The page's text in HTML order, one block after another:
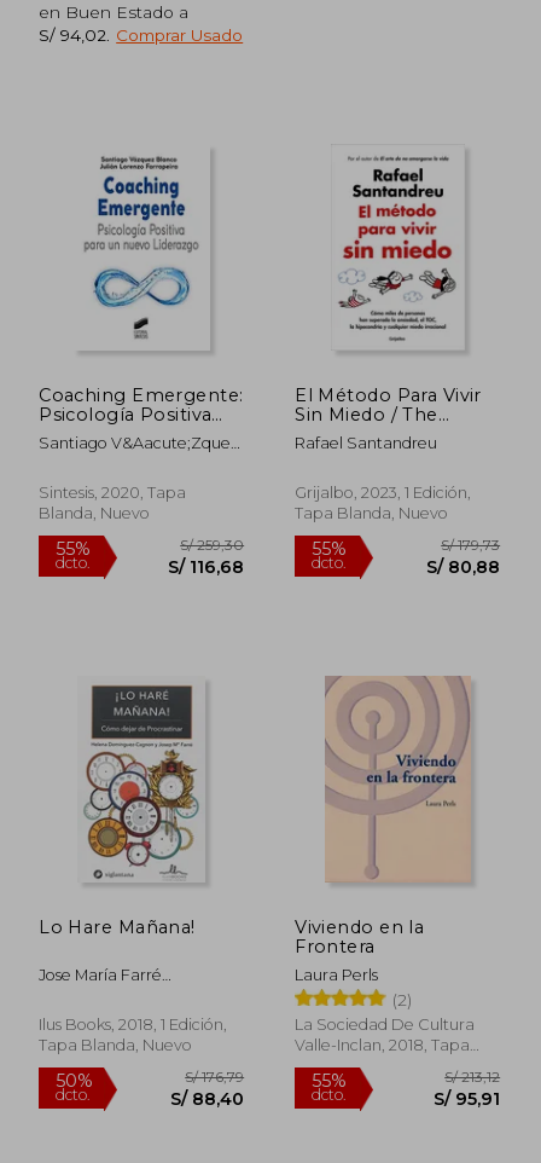
S/ 315,63 55%
dcto.
55%
dcto.
en Buen Estado a
S/ 94,02
Comprar Usado
55%
dcto.
Coaching Emergente:
Psicología Positiva
Para un Nuevo
Liderazgo
Santiago V&Aacute;Zquez
Lorenzo Farrapeira
Sintesis, 2020, Tapa
Blanda, Nuevo
El Método Para Vivir
Sin Miedo / The
Method to Live
Fearlessly
Rafael Santandreu
Grijalbo, 2023, 1 Edición,
Tapa Blanda, Nuevo
Lo Hare Mañana!
Jose María Farré
Cagnon
Ilus Books, 2018, 1 Edición,
Tapa Blanda, Nuevo
Viviendo en la
Frontera
Laura Perls
(2)
La Sociedad De Cultura
Valle-Inclan, 2018, Tapa
Blanda, Nuevo